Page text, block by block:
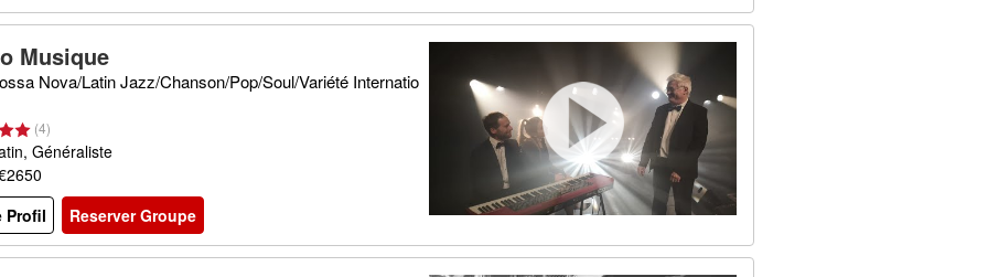
Musique
Nova/Latin Jazz/Chanson/Pop/Soul/Variété Internatio
(4)
Généraliste
Profil
Reserver Groupe